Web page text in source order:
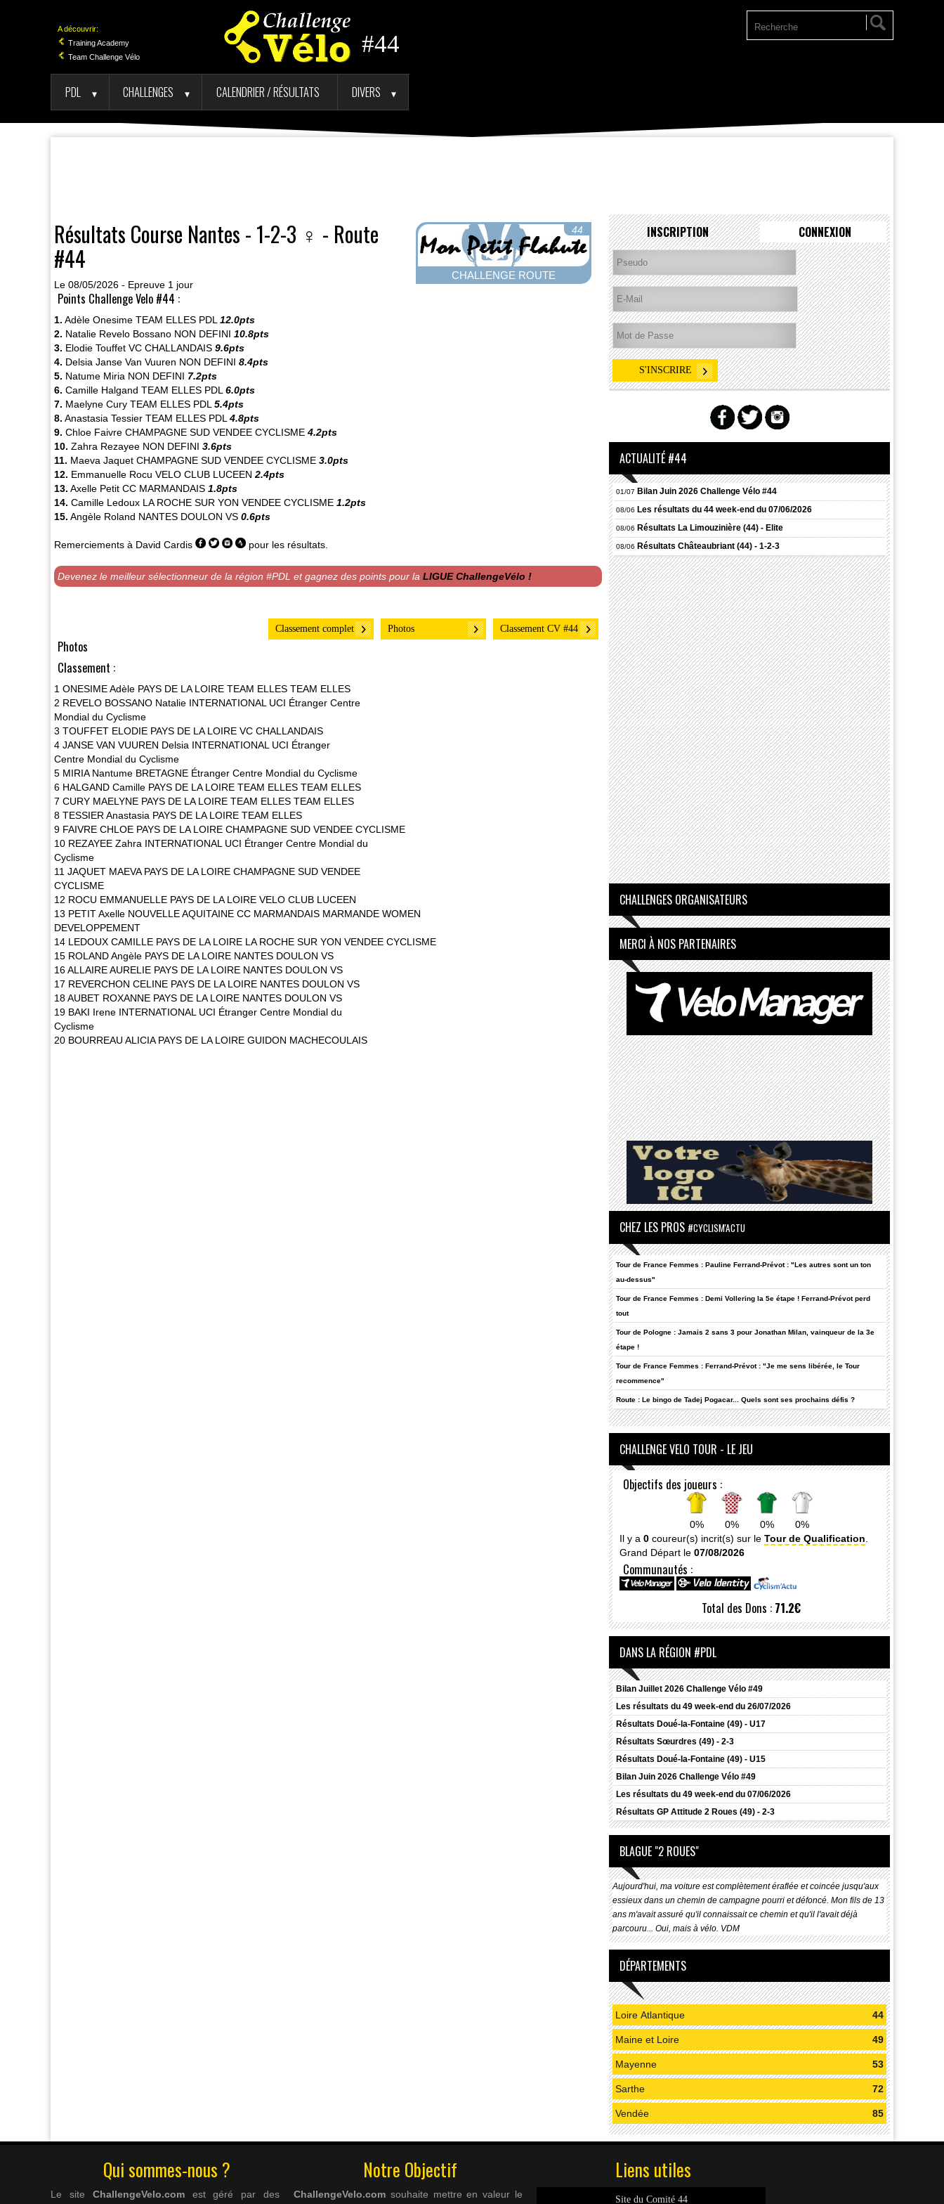
A découvrir:
Training Academy
Team Challenge Vélo
#44
PDL ► CHALLENGES ► CALENDRIER / RÉSULTATS DIVERS ►
44
CHALLENGE ROUTE
Résultats Course Nantes - 1-2-3 ♀ - Route
#44
Le 08/05/2026 - Epreuve 1 jour
Points Challenge Velo #44 :
1. Adèle Onesime TEAM ELLES PDL 12.0pts
2. Natalie Revelo Bossano NON DEFINI 10.8pts
3. Elodie Touffet VC CHALLANDAIS 9.6pts
4. Delsia Janse Van Vuuren NON DEFINI 8.4pts
5. Natume Miria NON DEFINI 7.2pts
6. Camille Halgand TEAM ELLES PDL 6.0pts
7. Maelyne Cury TEAM ELLES PDL 5.4pts
8. Anastasia Tessier TEAM ELLES PDL 4.8pts
9. Chloe Faivre CHAMPAGNE SUD VENDEE CYCLISME 4.2pts
10. Zahra Rezayee NON DEFINI 3.6pts
11. Maeva Jaquet CHAMPAGNE SUD VENDEE CYCLISME 3.0pts
12. Emmanuelle Rocu VELO CLUB LUCEEN 2.4pts
13. Axelle Petit CC MARMANDAIS 1.8pts
14. Camille Ledoux LA ROCHE SUR YON VENDEE CYCLISME 1.2pts
15. Angèle Roland NANTES DOULON VS 0.6pts
Remerciements à David Cardis pour les résultats.
Devenez le meilleur sélectionneur de la région #PDL et gagnez des points pour la LIGUE ChallengeVélo !
Classement CV #44
Photos
Classement complet
Photos
Classement :
1 ONESIME Adèle PAYS DE LA LOIRE TEAM ELLES TEAM ELLES
2 REVELO BOSSANO Natalie INTERNATIONAL UCI Étranger Centre
Mondial du Cyclisme
3 TOUFFET ELODIE PAYS DE LA LOIRE VC CHALLANDAIS
4 JANSE VAN VUUREN Delsia INTERNATIONAL UCI Étranger
Centre Mondial du Cyclisme
5 MIRIA Nantume BRETAGNE Étranger Centre Mondial du Cyclisme
6 HALGAND Camille PAYS DE LA LOIRE TEAM ELLES TEAM ELLES
7 CURY MAELYNE PAYS DE LA LOIRE TEAM ELLES TEAM ELLES
8 TESSIER Anastasia PAYS DE LA LOIRE TEAM ELLES
9 FAIVRE CHLOE PAYS DE LA LOIRE CHAMPAGNE SUD VENDEE CYCLISME
10 REZAYEE Zahra INTERNATIONAL UCI Étranger Centre Mondial du
Cyclisme
11 JAQUET MAEVA PAYS DE LA LOIRE CHAMPAGNE SUD VENDEE
CYCLISME
12 ROCU EMMANUELLE PAYS DE LA LOIRE VELO CLUB LUCEEN
13 PETIT Axelle NOUVELLE AQUITAINE CC MARMANDAIS MARMANDE WOMEN
DEVELOPPEMENT
14 LEDOUX CAMILLE PAYS DE LA LOIRE LA ROCHE SUR YON VENDEE CYCLISME
15 ROLAND Angèle PAYS DE LA LOIRE NANTES DOULON VS
16 ALLAIRE AURELIE PAYS DE LA LOIRE NANTES DOULON VS
17 REVERCHON CELINE PAYS DE LA LOIRE NANTES DOULON VS
18 AUBET ROXANNE PAYS DE LA LOIRE NANTES DOULON VS
19 BAKI Irene INTERNATIONAL UCI Étranger Centre Mondial du
Cyclisme
20 BOURREAU ALICIA PAYS DE LA LOIRE GUIDON MACHECOULAIS
INSCRIPTION CONNEXION
ACTUALITÉ #44
01/07 Bilan Juin 2026 Challenge Vélo #44
08/06 Les résultats du 44 week-end du 07/06/2026
08/06 Résultats La Limouzinière (44) - Elite
08/06 Résultats Châteaubriant (44) - 1-2-3
CHALLENGES ORGANISATEURS
MERCI À NOS PARTENAIRES
CHEZ LES PROS #CYCLISM'ACTU
Tour de France Femmes : Pauline Ferrand-Prévot : "Les autres sont un ton
au-dessus"
Tour de France Femmes : Demi Vollering la 5e étape ! Ferrand-Prévot perd
tout
Tour de Pologne : Jamais 2 sans 3 pour Jonathan Milan, vainqueur de la 3e
étape !
Tour de France Femmes : Ferrand-Prévot : "Je me sens libérée, le Tour
recommence"
Route : Le bingo de Tadej Pogacar... Quels sont ses prochains défis ?
CHALLENGE VELO TOUR - LE JEU
Objectifs des joueurs :
0% 0% 0%
0%
Il y a 0 coureur(s) incrit(s) sur le Tour de Qualification.
Grand Départ le 07/08/2026
Communautés :
Total des Dons : 71.2€
DANS LA RÉGION #PDL
Bilan Juillet 2026 Challenge Vélo #49
Les résultats du 49 week-end du 26/07/2026
Résultats Doué-la-Fontaine (49) - U17
Résultats Sœurdres (49) - 2-3
Résultats Doué-la-Fontaine (49) - U15
Bilan Juin 2026 Challenge Vélo #49
Les résultats du 49 week-end du 07/06/2026
Résultats GP Attitude 2 Roues (49) - 2-3
BLAGUE "2 ROUES"
Aujourd'hui, ma voiture est complètement éraflée et coincée jusqu'aux
essieux dans un chemin de campagne pourri et défoncé. Mon fils de 13
ans m'avait assuré qu'il connaissait ce chemin et qu'il l'avait déjà
parcouru... Oui, mais à vélo. VDM
DÉPARTEMENTS
Loire Atlantique 44
Maine et Loire 49
Mayenne 53
Sarthe 72
Vendée 85
Qui sommes-nous ?
Le site ChallengeVelo.comest géré par des
Notre Objectif
ChallengeVelo.com souhaite mettre en valeur le
Liens utiles
Site du Comité 44